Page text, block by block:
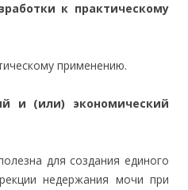
к практическому
применению.
и (или) экономический
для создания единого
недержания мочи при